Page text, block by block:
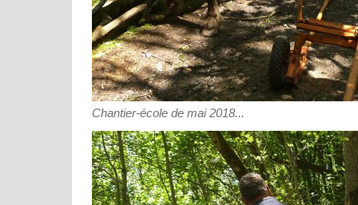
Chantier-école de mai 2018...